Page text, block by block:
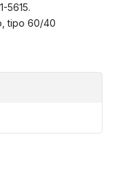
5615.
tipo 60/40